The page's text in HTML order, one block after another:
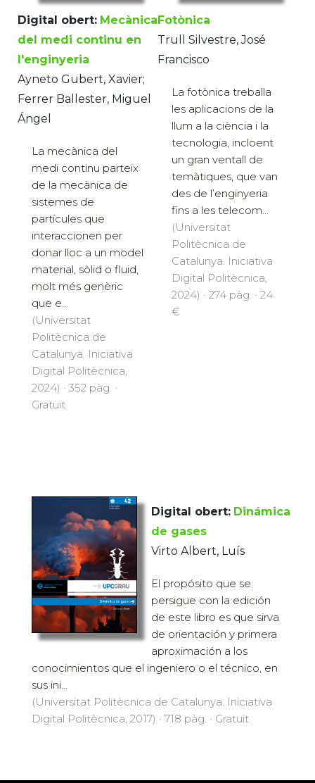
Digital obert: Mecànica
del medi continu en
l'enginyeria
Ayneto Gubert, Xavier;
Ferrer Ballester, Miguel
Ángel
La mecànica del
medi continu parteix
de la mecànica de
sistemes de
partícules que
interaccionen per
donar lloc a un model
material, sòlid o fluid,
molt més genèric
que e...
(Universitat
Politècnica de
Catalunya. Iniciativa
Digital Politècnica,
2024) · 352 pàg. ·
Gratuït
Fotònica
Trull Silvestre, José
Francisco
La fotònica treballa
les aplicacions de la
llum a la ciència i la
tecnologia, incloent
un gran ventall de
temàtiques, que van
des de l’enginyeria
fins a les telecom...
(Universitat
Politècnica de
Catalunya. Iniciativa
Digital Politècnica,
2024) · 274 pàg. · 24
€
Digital obert: Dinámica
de gases
Virto Albert, Luís
El propósito que se
persigue con la edición
de este libro es que sirva
de orientación y primera
aproximación a los
conocimientos que el ingeniero o el técnico, en
sus ini...
(Universitat Politècnica de Catalunya. Iniciativa
Digital Politècnica, 2017) · 718 pàg. · Gratuït